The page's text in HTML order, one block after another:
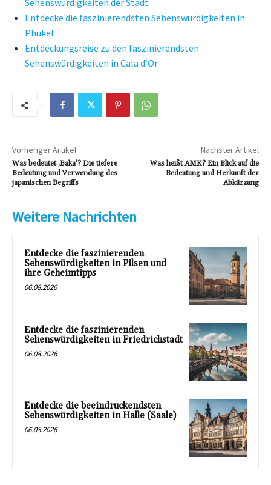
Sehenswürdigkeiten der Stadt
Entdecke die faszinierendsten Sehenswürdigkeiten in
Phuket
Entdeckungsreise zu den faszinierendsten
Sehenswürdigkeiten in Cala d’Or
Vorheriger Artikel
Was bedeutet ‚Baka‘? Die tiefere
Bedeutung und Verwendung des
japanischen Begriffs
Nächster Artikel
Was heißt AMK? Ein Blick auf die
Bedeutung und Herkunft der
Abkürzung
Weitere Nachrichten
Entdecke die faszinierenden
Sehenswürdigkeiten in Pilsen und
ihre Geheimtipps
06.08.2026
Entdecke die faszinierenden
Sehenswürdigkeiten in Friedrichstadt
06.08.2026
Entdecke die beeindruckendsten
Sehenswürdigkeiten in Halle (Saale)
06.08.2026